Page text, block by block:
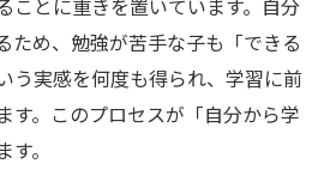
ことに重きを置いています。自分
ため、勉強が苦手な子も「できる
う実感を何度も得られ、学習に前
す。このプロセスが「自分から学
。